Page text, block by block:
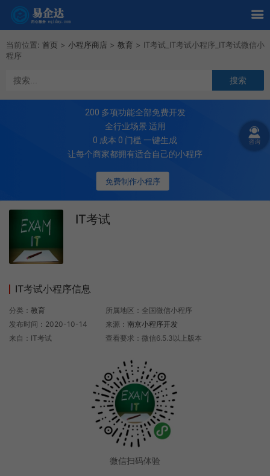
当前位置: 首页 > 小程序商店 > 教育 > IT考试_IT考试小程序_IT考试微信小
程序
免费制作小程序
200 多项功能全部免费开发
全行业场景 适用
0 成本 0 门槛 一键生成
让每个商家都拥有适合自己的小程序
IT考试
IT考试小程序信息
分类： 教育
发布时间：2020-10-14
来自：IT考试
所属地区：全国微信小程序
来源：南京小程序开发
查看要求：微信6.5.3以上版本
微信扫码体验